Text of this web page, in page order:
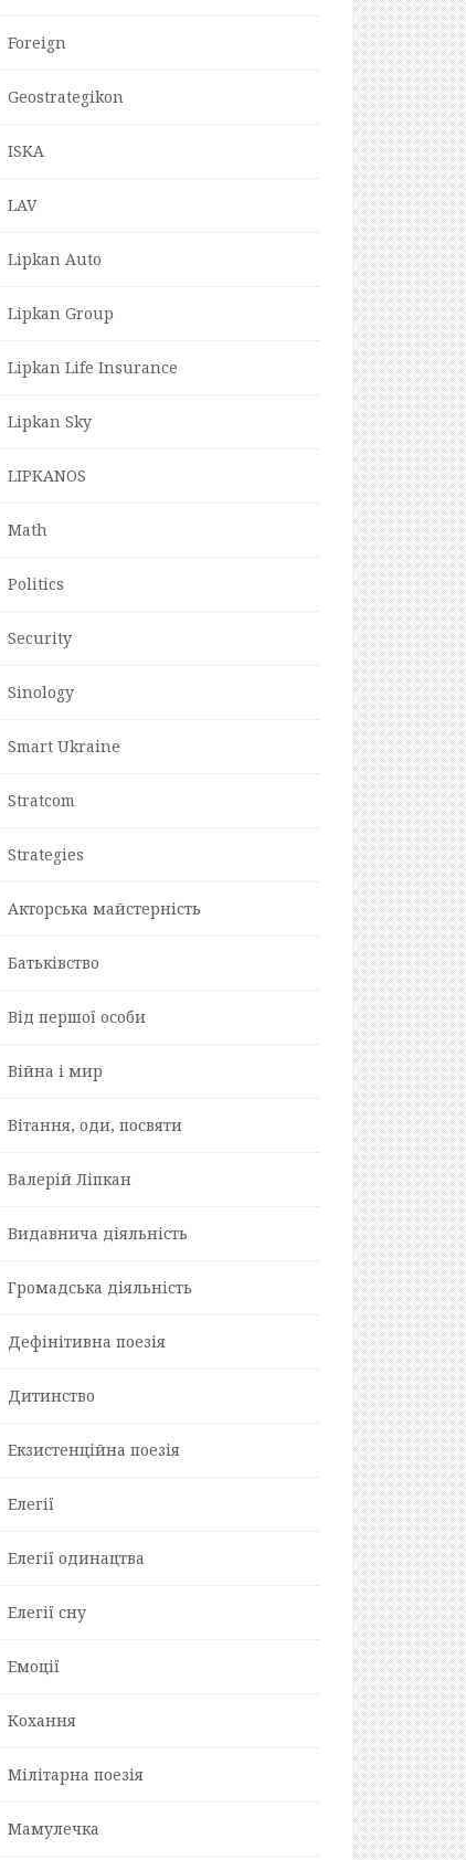
Foreign
Geostrategikon
ISKA
LAV
Lipkan Auto
Lipkan Group
Lipkan Life Insurance
Lipkan Sky
LIPKANOS
Math
Politics
Security
Sinology
Smart Ukraine
Stratcom
Strategies
Акторська майстерність
Батьківство
Від першої особи
Війна і мир
Вітання, оди, посвяти
Валерій Ліпкан
Видавнича діяльність
Громадська діяльність
Дефінітивна поезія
Дитинство
Екзистенційна поезія
Елегії
Елегії одинацтва
Елегії сну
Емоції
Кохання
Мілітарна поезія
Мамулечка